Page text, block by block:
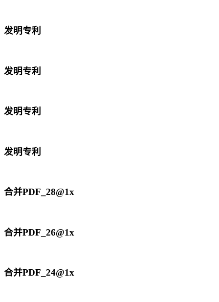
发明专利
发明专利
发明专利
发明专利
合并PDF_28@1x
合并PDF_26@1x
合并PDF_24@1x